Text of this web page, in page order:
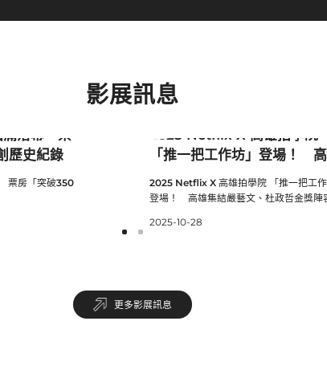
影展訊息
滿落幕 票
歷史紀錄
票房「突破350
2025 Netflix X 高雄拍學院
「推一把工作坊」登場！ 高
雄集結嚴藝文、杜政哲金獎陣
容
2025 Netflix X 高雄拍學院 「推一把工作
登場！ 高雄集結嚴藝文、杜政哲金獎陣
2025-10-28
更多影展訊息